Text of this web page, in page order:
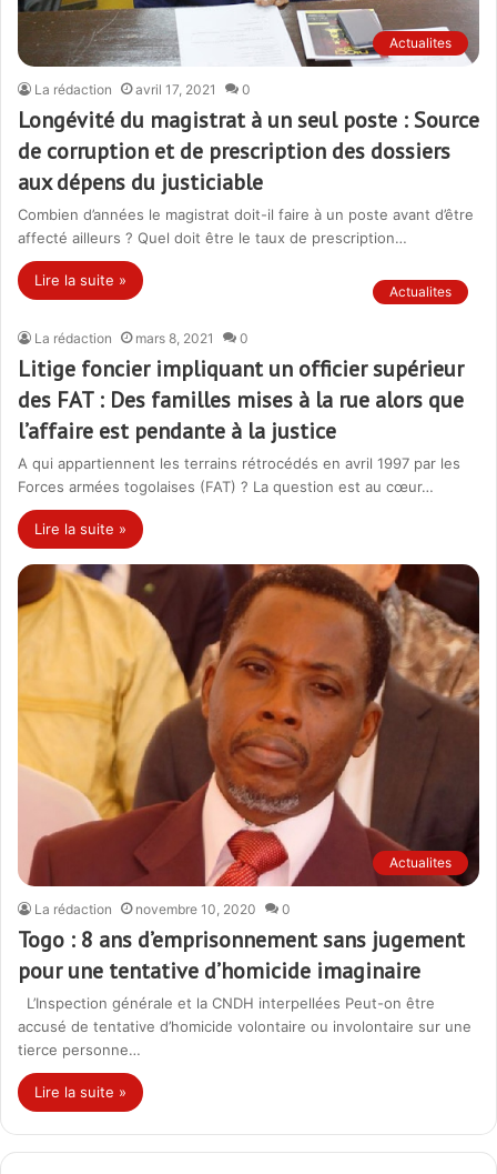
Actualites
La rédaction avril 17, 2021 0
Longévité du magistrat à un seul poste : Source
de corruption et de prescription des dossiers
aux dépens du justiciable
Combien d’années le magistrat doit-il faire à un poste avant d’être
affecté ailleurs ? Quel doit être le taux de prescription…
Lire la suite »
Actualites
La rédaction mars 8, 2021 0
Litige foncier impliquant un officier supérieur
des FAT : Des familles mises à la rue alors que
l’affaire est pendante à la justice
A qui appartiennent les terrains rétrocédés en avril 1997 par les
Forces armées togolaises (FAT) ? La question est au cœur…
Lire la suite »
Actualites
La rédaction novembre 10, 2020 0
Togo : 8 ans d’emprisonnement sans jugement
pour une tentative d’homicide imaginaire
L’Inspection générale et la CNDH interpellées Peut-on être
accusé de tentative d’homicide volontaire ou involontaire sur une
tierce personne…
Lire la suite »